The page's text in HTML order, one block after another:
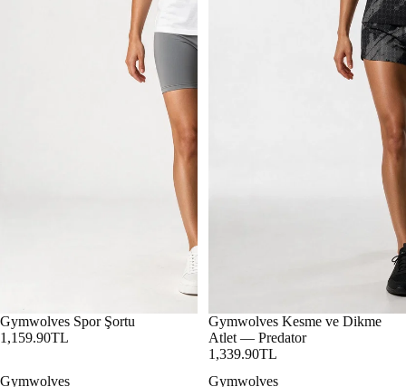
Gymwolves Spor Şortu
1,159.90TL
Gymwolves Kesme ve Dikme
Atlet — Predator
1,339.90TL
Gymwolves
Gymwolves